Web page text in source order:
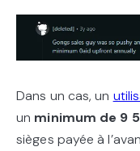
Dans un cas, un
un minimum de 9
sièges payée à